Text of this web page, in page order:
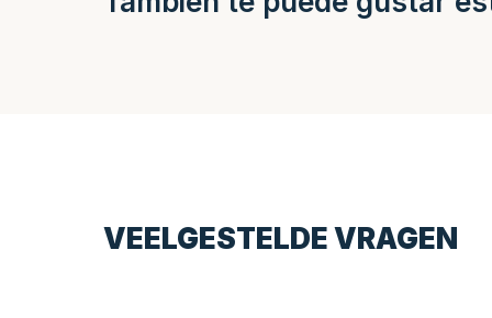
VEELGESTELDE VRAGEN